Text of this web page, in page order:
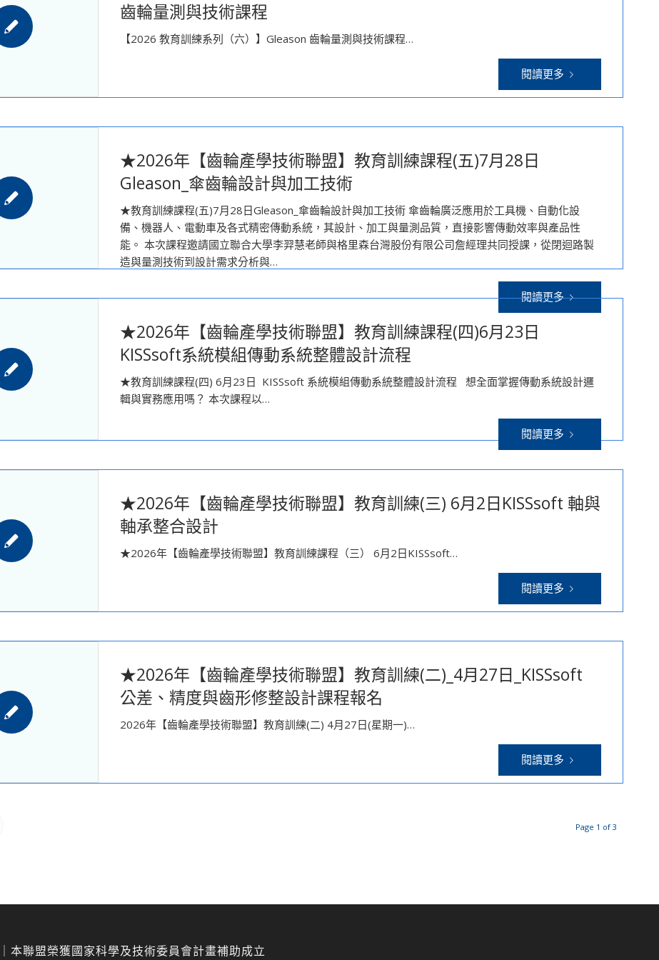
齒輪量測與技術課程
【2026 教育訓練系列（六）】Gleason 齒輪量測與技術課程…
閱讀更多
★2026年【齒輪產學技術聯盟】教育訓練課程(五)7月28日
Gleason_傘齒輪設計與加工技術
★教育訓練課程(五)7月28日Gleason_傘齒輪設計與加工技術 傘齒輪廣泛應用於工具機、自動化設
備、機器人、電動車及各式精密傳動系統，其設計、加工與量測品質，直接影響傳動效率與產品性
能。 本次課程邀請國立聯合大學李羿慧老師與格里森台灣股份有限公司詹經理共同授課，從閉迴路製
造與量測技術到設計需求分析與…
閱讀更多
★2026年【齒輪產學技術聯盟】教育訓練課程(四)6月23日
KISSsoft系統模組傳動系統整體設計流程
★教育訓練課程(四) 6月23日 KISSsoft 系統模組傳動系統整體設計流程 想全面掌握傳動系統設計邏
輯與實務應用嗎？ 本次課程以…
閱讀更多
★2026年【齒輪產學技術聯盟】教育訓練(三) 6月2日KISSsoft 軸與
軸承整合設計
★2026年【齒輪產學技術聯盟】教育訓練課程（三）­ 6月2日KISSsoft…
閱讀更多
★2026年【齒輪產學技術聯盟】教育訓練(二)_4月27日_KISSsoft
公差、精度與齒形修整設計課程報名
2026年【齒輪產學技術聯盟】教育訓練(二) 4月27日(星期一)…
閱讀更多
Page 1 of 3
｜本聯盟榮獲國家科學及技術委員會計畫補助成立